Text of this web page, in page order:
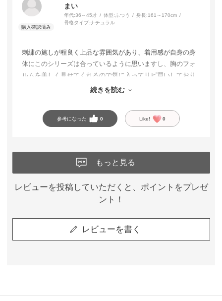
まい
年代:36～45才 体型:ふつう 身長:161～170cm
骨格タイプ:ナチュラル
刺繍の施しが程良く上品な雰囲気があり、着用感が自身の身
体にこのシリーズは合っているように思いますし、胸のフォ
ルムを美しく見せてくれるので気に入ってリピ買いしており
続きを読む
参考になった 0 Like! 0
もっと見る
レビューを投稿していただくと、ポイントをプレゼ
ント！
レビューを書く